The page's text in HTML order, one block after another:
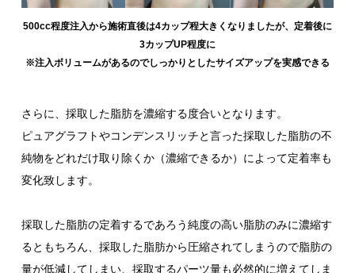
500cc程度注入から施術直後は4カップ程大きくなりましたが、定着後に
3カップUP程度に
※注入ボリュームがあるのでしっかりとしたサイズアップを実感できる
さらに、採取した脂肪を濃縮する度合いとなります。
ピュアグラフトやコンデンスリッチと言った採取した脂肪の不
純物をどれだけ取り除くか（濃縮できるか）によって定着率も
変化致します。
採取した脂肪の定着するであろう純度の高い脂肪のみに濃縮す
るともちろん、採取した脂肪から圧縮されてしまうので脂肪の
量が低減してしまい、採取するパーツ量も必然的に増えてしま